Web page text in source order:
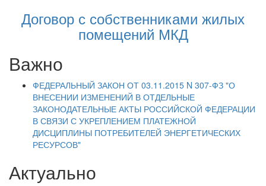
Договор с собственниками жилых
помещений МКД
Важно
ФЕДЕРАЛЬНЫЙ ЗАКОН ОТ 03.11.2015 N 307-ФЗ "О
ВНЕСЕНИИ ИЗМЕНЕНИЙ В ОТДЕЛЬНЫЕ
ЗАКОНОДАТЕЛЬНЫЕ АКТЫ РОССИЙСКОЙ ФЕДЕРАЦИИ
В СВЯЗИ С УКРЕПЛЕНИЕМ ПЛАТЕЖНОЙ
ДИСЦИПЛИНЫ ПОТРЕБИТЕЛЕЙ ЭНЕРГЕТИЧЕСКИХ
РЕСУРСОВ"
Актуально